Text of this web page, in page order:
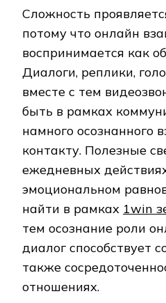
Сложность
потому что онлайн
воспринимается как
Диалоги, реплики,
вместе с тем
быть в рамках
намного осознанного
контакту. Полезные
ежедневных
эмоциональном
найти в рамках 1win
тем осознание роли
диалог способствует
также
отношениях.